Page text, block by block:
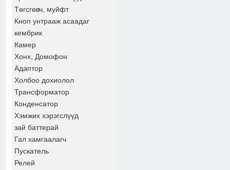
Төгсгөвч, муйфт
Кноп унтрааж асаадаг
кембрик
Камер
Хонх, Домофон
Адаптор
Холбоо дохиолол
Трансформатор
Конденсатор
Хэмжих хэрэгслүүд
зай баттерай
Гал хамгаалагч
Пускатель
Релей